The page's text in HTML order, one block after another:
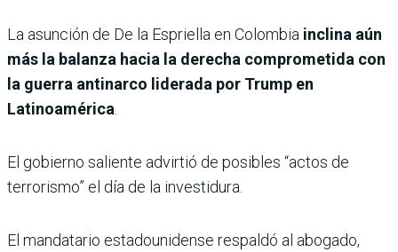
La asunción de De la Espriella en Colombia inclina aún
más la balanza hacia la derecha comprometida con
la guerra antinarco liderada por Trump en
Latinoamérica.
El gobierno saliente advirtió de posibles “actos de
terrorismo” el día de la investidura.
El mandatario estadounidense respaldó al abogado,